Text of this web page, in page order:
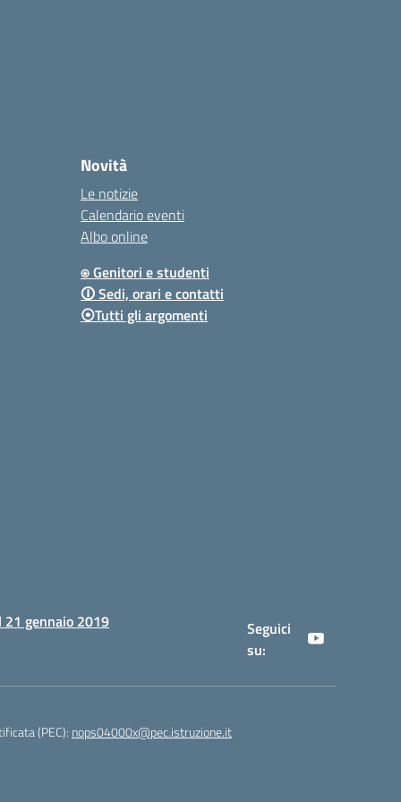
Novità
Le notizie
Calendario eventi
Albo online
⍟ Genitori e studenti
🛈 Sedi, orari e contatti
⦿Tutti gli argomenti
gennaio 2019
Seguici
su:
(PEC): nops04000x@pec.istruzione.it